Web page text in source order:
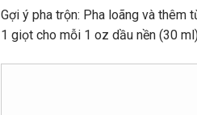
Gợi ý pha trộn: Pha loãng và thêm
1 giọt cho mỗi 1 oz dầu nền (30